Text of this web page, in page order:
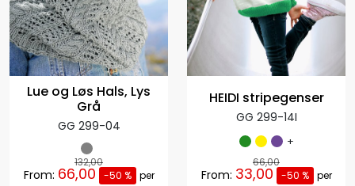
Lue og Løs Hals, Lys
Grå
GG 299-04
132,00
From: 66,00 -50 %
per
HEIDI stripegenser
GG 299-14I
+
66,00
From: 33,00 -50 %
per